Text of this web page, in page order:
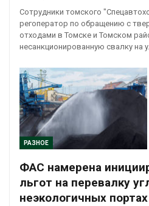
Сотрудники томского
регоператор по обращению с
отходами в Томске и Томском
несанкционированную свалку на
РАЗНОЕ
ФАС намерена
льгот на перевалку
неэкологичных портах